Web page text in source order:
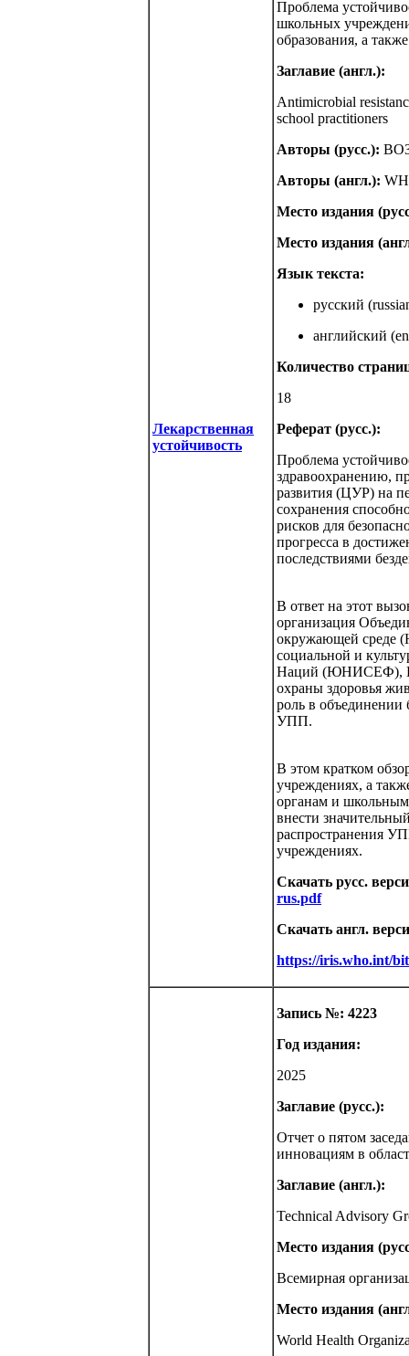
Лекарственная
устойчивость
Проблема
школьных
образования, а
Заглавие (англ.):
Antimicrobial
school practitioners
Авторы (русс.):
Авторы (англ.):
Место издания
Место издания
Язык текста:
русский
английский
Количество
18
Реферат (русс.):
Проблема
здравоохранению,
развития (ЦУР) на
сохранения
рисков для
прогресса в
последствиями
В ответ на этот
организация
окружающей среде
социальной и
Наций (ЮНИСЕФ),
охраны здоровья
роль в объединении
УПП.
В этом кратком
учреждениях, а
органам и школьным
внести
распространения
учреждениях.
Скачать русс.
rus.pdf
Скачать англ.
https://iris.who.int/
Запись №: 4223
Год издания:
2025
Заглавие (русс.):
Отчет о пятом
инновациям в
Заглавие (англ.):
Technical Advisory
Место издания
Всемирная
Место издания
World Health